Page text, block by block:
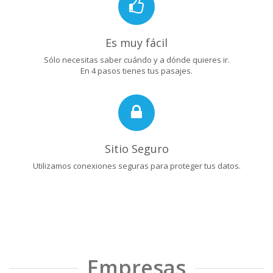
Es muy fácil
Sólo necesitas saber cuándo y a dónde quieres ir.
En 4 pasos tienes tus pasajes.
Sitio Seguro
Utilizamos conexiones seguras para proteger tus datos.